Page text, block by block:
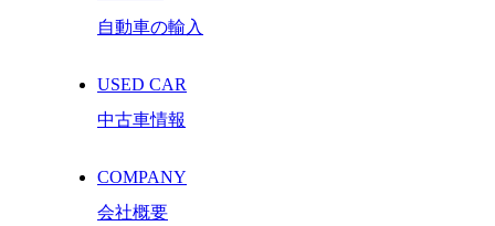
自動車の輸入
USED CAR
中古車情報
COMPANY
会社概要